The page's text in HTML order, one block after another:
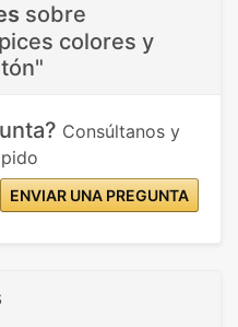
sobre
colores y
Consúltanos y
ENVIAR UNA PREGUNTA